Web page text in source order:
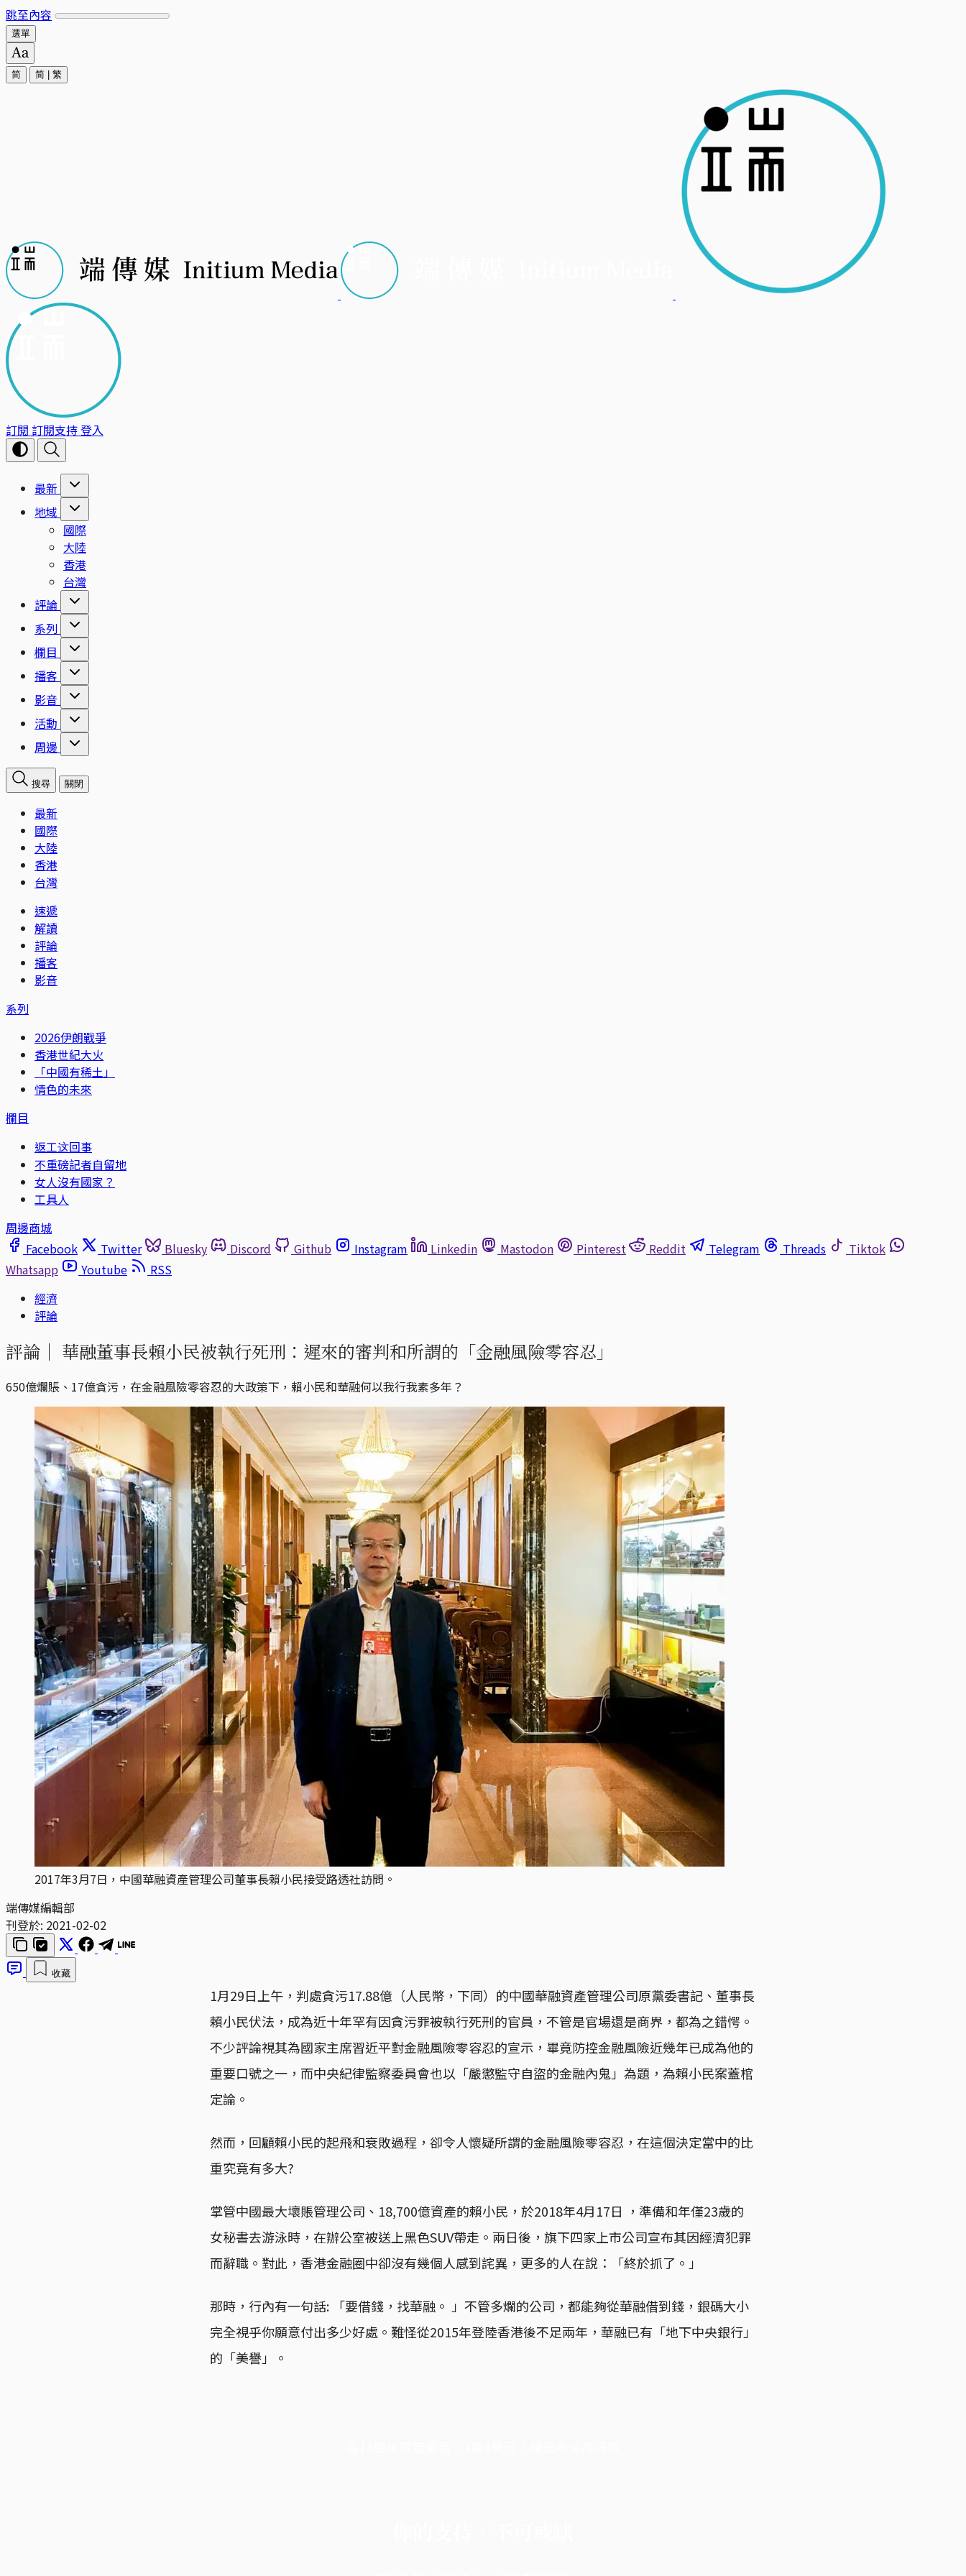
跳至內容
選單
简 简 繁
訂閱 訂閱支持登入
最新
地域
國際
大陸
香港
台灣
評論
系列
欄目
播客
影音
活動
周邊
搜尋 關閉
最新
國際
大陸
香港
台灣
速遞
解讀
評論
播客
影音
系列
2026伊朗戰爭
香港世紀大火
「中國有稀土」
情色的未來
欄目
返工这回事
不重磅記者自留地
女人沒有國家？
工具人
周邊商城
Facebook
Twitter Bluesky Discord Github Instagram Linkedin Mastodon Pinterest Reddit Telegram Threads
Tiktok
Whatsapp
Youtube
RSS
經濟
評論
評論｜ 華融董事長賴小民被執行死刑：遲來的審判和所謂的「金融風險零容忍」
650億爛賬、17億貪污，在金融風險零容忍的大政策下，賴小民和華融何以我行我素多年？
2017年3月7日，中國華融資產管理公司董事長賴小民接受路透社訪問。
端傳媒編輯部
刊登於: 2021-02-02
收藏
1月29日上午，判處貪污17.88億（人民幣，下同）的中國華融資產管理公司原黨委書記、董事長
賴小民伏法，成為近十年罕有因貪污罪被執行死刑的官員，不管是官場還是商界，都為之錯愕。
不少評論視其為國家主席習近平對金融風險零容忍的宣示，畢竟防控金融風險近幾年已成為他的
重要口號之一，而中央紀律監察委員會也以「嚴懲監守自盜的金融內鬼」為題，為賴小民案蓋棺
定論。
然而，回顧賴小民的起飛和衰敗過程，卻令人懷疑所謂的金融風險零容忍，在這個決定當中的比
重究竟有多大?
掌管中國最大壞賬管理公司、18,700億資產的賴小民，於2018年4月17日 ，準備和年僅23歲的
女秘書去游泳時，在辦公室被送上黑色SUV帶走。兩日後，旗下四家上市公司宣布其因經濟犯罪
而辭職。對此，香港金融圈中卻沒有幾個人感到詫異，更多的人在說：「終於抓了。」
那時，行內有一句話: 「要借錢，找華融。 」不管多爛的公司，都能夠從華融借到錢，銀碼大小
完全視乎你願意付出多少好處。難怪從2015年登陸香港後不足兩年，華融已有「地下中央銀行」
的「美譽」。